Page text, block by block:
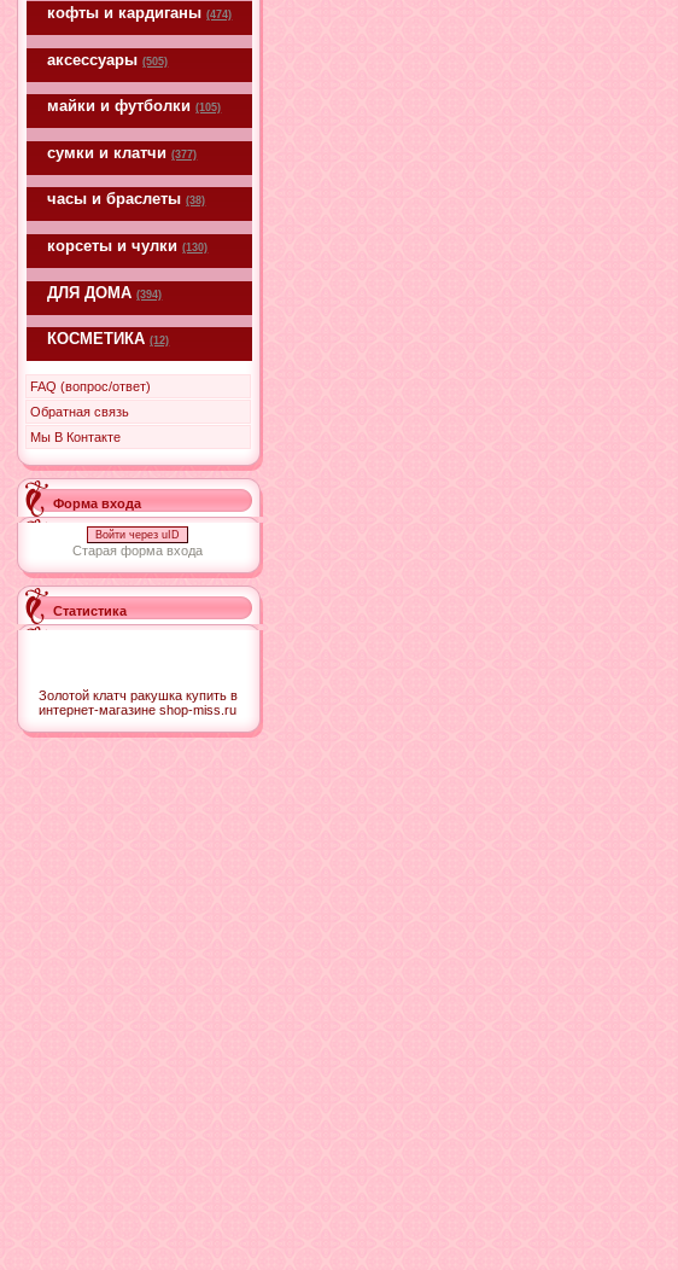
кофты и кардиганы(474)
аксессуары(505)
майки и футболки(105)
сумки и клатчи(377)
часы и браслеты(38)
корсеты и чулки(130)
ДЛЯ ДОМА(394)
КОСМЕТИКА(12)
FAQ (вопрос/ответ)
Обратная связь
Мы В Контакте
Форма входа
Войти через uID
Старая форма входа
Статистика
Золотой клатч ракушка купить в
интернет-магазине shop-miss.ru